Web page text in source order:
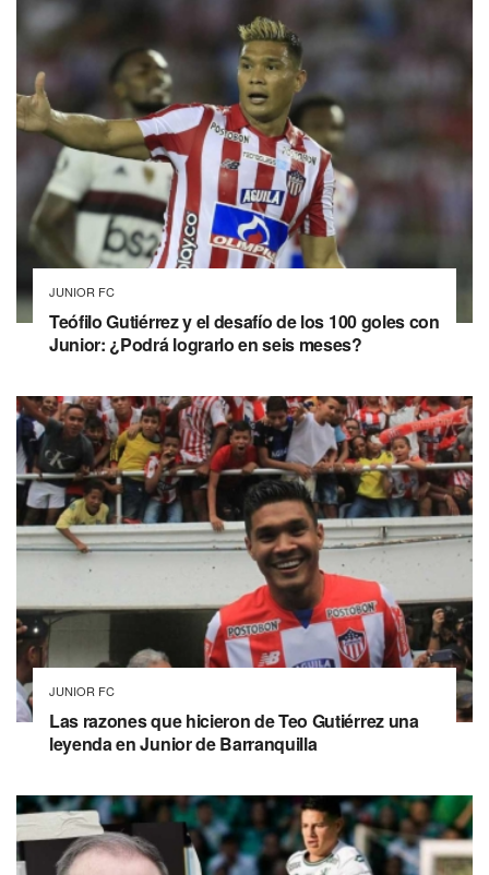
JUNIOR FC
Teófilo Gutiérrez y el desafío de los 100 goles con
Junior: ¿Podrá lograrlo en seis meses?
JUNIOR FC
Las razones que hicieron de Teo Gutiérrez una
leyenda en Junior de Barranquilla